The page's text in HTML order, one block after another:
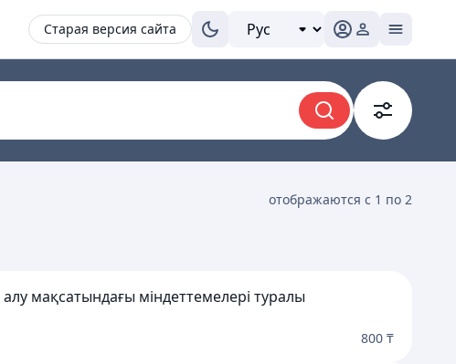
Старая версия сайта
отображаются с 1 по 2
мақсатындағы міндеттемелері туралы
800 ₸